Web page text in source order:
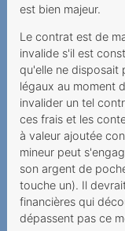
est bien majeur.
Le contrat est de
invalide s'il est
qu'elle ne disposait
légaux au moment
invalider un tel
ces frais et les
à valeur ajoutée
mineur peut
son argent de
touche un). Il
financières qui
dépassent pas ce